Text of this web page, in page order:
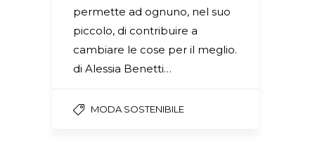
permette ad ognuno, nel suo
piccolo, di contribuire a
cambiare le cose per il meglio.
di Alessia Benetti…
MODA SOSTENIBILE